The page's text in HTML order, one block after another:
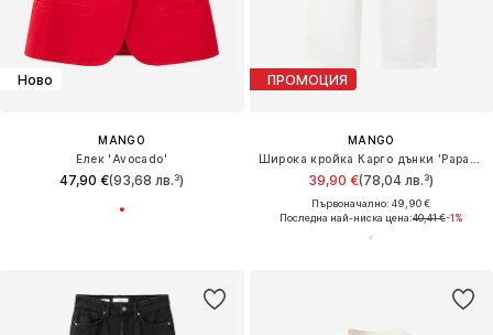
Ново
MANGO
Елек 'Avocado'
47,90 €(93,68 лв.³)
ПРОМОЦИЯ
MANGO
Широка кройка Карго дънки 'Papaya'
39,90 €(78,04 лв.³)
Първоначално: 49,90 €
Последна най-ниска цена:40,41 €-1%